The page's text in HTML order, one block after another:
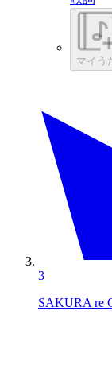
マイう
3
SAKURA re